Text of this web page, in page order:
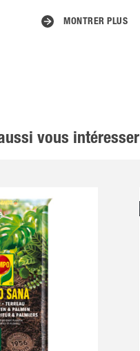
MONTRER PLUS
vous intéresser